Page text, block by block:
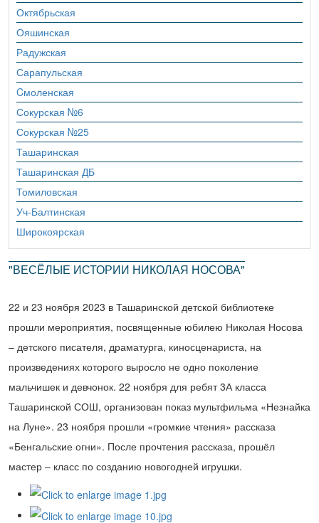
Октябрьская
Ояшинская
Радужская
Сарапульская
Cмоленская
Сокурская №6
Сокурская №25
Ташаринская
Ташаринская ДБ
Томиловская
Уч-Балтинская
Широкоярская
"ВЕСЁЛЫЕ ИСТОРИИ НИКОЛАЯ НОСОВА"
22 и 23 ноября 2023 в Ташаринской детской библиотеке
прошли мероприятия, посвященные юбилею Николая Носова
– детского писателя, драматурга, киносценариста, на
произведениях которого выросло не одно поколение
мальчишек и девчонок. 22 ноября для ребят 3А класса
Ташаринской СОШ, организован показ мультфильма «Незнайка
на Луне». 23 ноября прошли «громкие чтения» рассказа
«Бенгальские огни». После прочтения рассказа, прошёл
мастер – класс по созданию новогодней игрушки.